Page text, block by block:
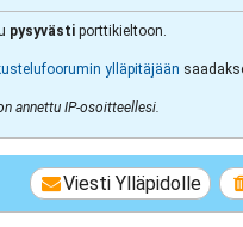
pysyvästi porttikieltoon.
ylläpitäjään
annettu IP-osoitteellesi.
Viesti Ylläpidolle